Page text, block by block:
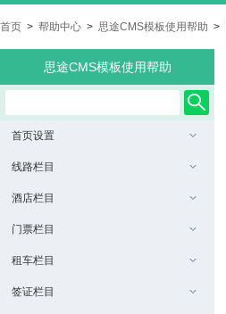
首页 > 帮助中心 > 思途CMS模板使用帮助 >
思途CMS模板使用帮助
首页设置
线路栏目
酒店栏目
门票栏目
租车栏目
签证栏目